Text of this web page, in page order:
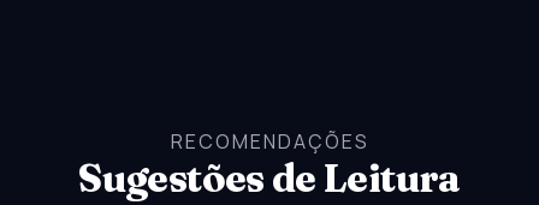
RECOMENDAÇÕES
Sugestões de Leitura